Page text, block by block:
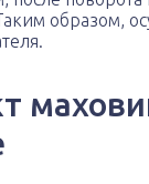
образом,